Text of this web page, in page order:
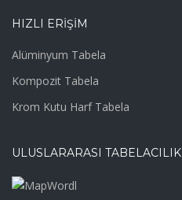
HIZLI ERIŞIM
Alüminyum Tabela
Kompozit Tabela
Krom Kutu Harf Tabela
ULUSLARARASI TABELACILIK